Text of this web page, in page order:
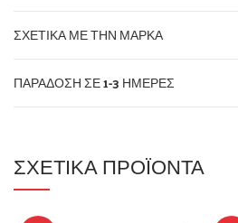
ΣΧΕΤΙΚΆ ΜΕ ΤΗΝ ΜΆΡΚΑ
ΠΑΡΆΔΟΣΗ ΣΕ 1-3 ΗΜΈΡΕΣ
ΣΧΕΤΙΚΆ ΠΡΟΪΌΝΤΑ